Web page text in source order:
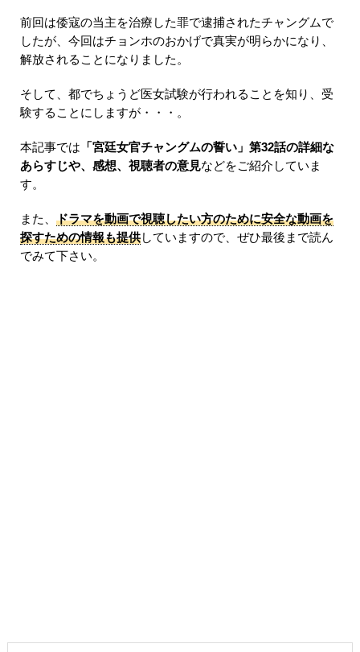
前回は倭寇の当主を治療した罪で逮捕されたチャングムで
したが、今回はチョンホのおかげで真実が明らかになり、
解放されることになりました。
そして、都でちょうど医女試験が行われることを知り、受
験することにしますが・・・。
本記事では 「宮廷女官チャングムの誓い」第32話の詳細な
あらすじや、感想、視聴者の意見などをご紹介していま
す。
また、 ドラマを動画で視聴したい方のために安全な動画を
探すための情報も提供していますので、ぜひ最後まで読ん
でみて下さい。